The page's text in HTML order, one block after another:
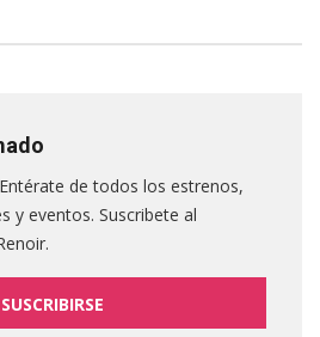
de todos los estrenos,
y eventos. Suscribete al
SUSCRIBIRSE